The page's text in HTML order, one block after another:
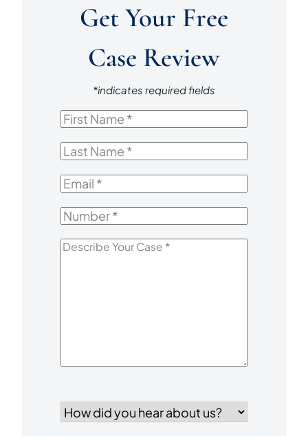
Get Your Free
Case Review
*indicates required fields
First
Last
Email*
Number*
Describe
did